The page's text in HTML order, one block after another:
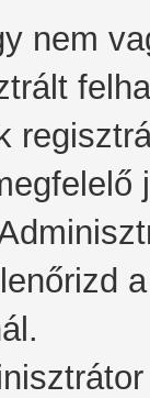
nem